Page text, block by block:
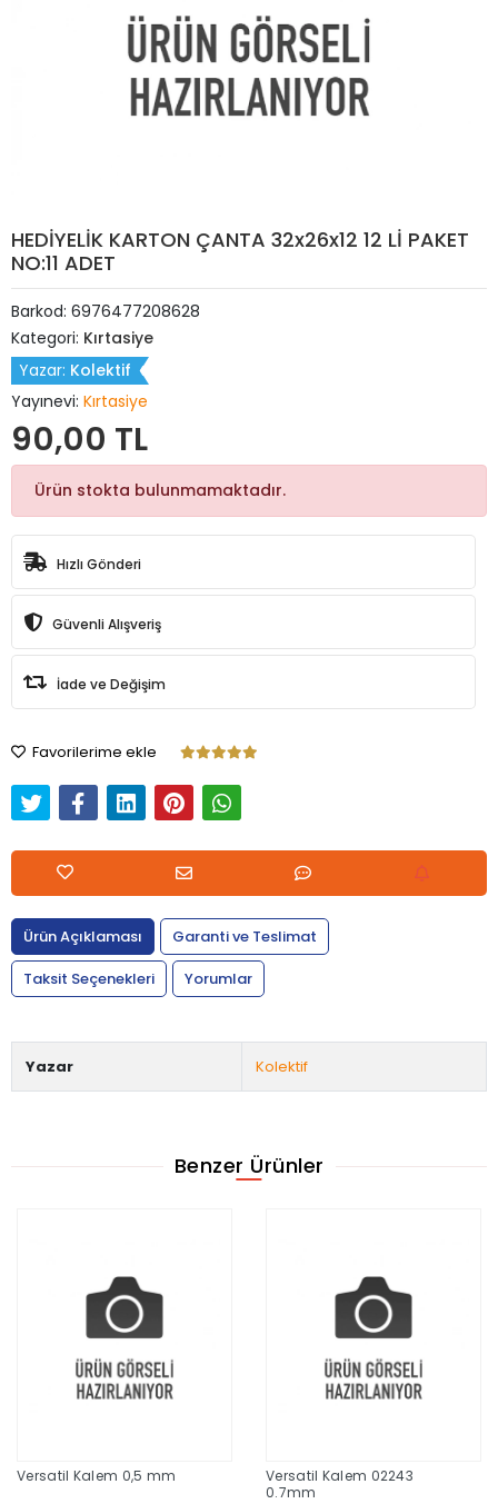
HEDİYELİK KARTON ÇANTA 32x26x12 12 Lİ PAKET
NO:11 ADET
Barkod: 6976477208628
Kategori: Kırtasiye
Yazar: Kolektif
Yayınevi: Kırtasiye
90,00 TL
Ürün stokta bulunmamaktadır.
Hızlı Gönderi
Güvenli Alışveriş
İade ve Değişim
Favorilerime ekle
Ürün Açıklaması
Garanti ve Teslimat
Taksit Seçenekleri
Yorumlar
Yazar Kolektif
Benzer Ürünler
Versatil Kalem 0,5 mm
Versatil Kalem 02243
0.7mm